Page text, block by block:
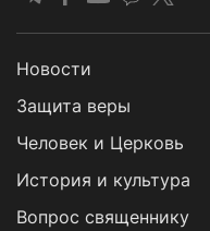
Новости
Защита веры
Человек и Церковь
История и культура
Вопрос священнику